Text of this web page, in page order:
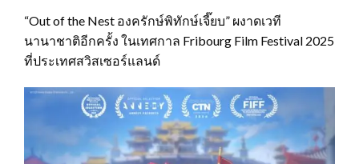
“Out of the Nest องครักษ์พิทักษ์เจี๊ยบ” ผงาดเวที
นานาชาติอีกครั้ง ในเทศกาล Fribourg Film Festival 2025
ที่ประเทศสวิสเซอร์แลนด์